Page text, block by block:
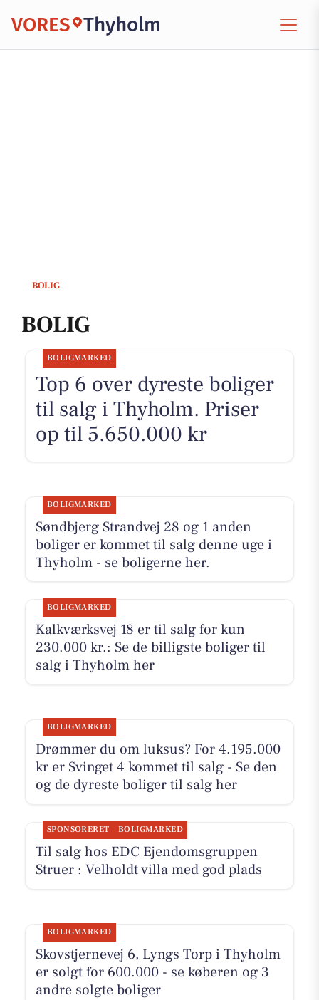
VORES Thyholm
BOLIG
BOLIG
BOLIGMARKED
Top 6 over dyreste boliger
til salg i Thyholm. Priser
op til 5.650.000 kr
BOLIGMARKED
Søndbjerg Strandvej 28 og 1 anden
boliger er kommet til salg denne uge i
Thyholm - se boligerne her.
BOLIGMARKED
Kalkværksvej 18 er til salg for kun
230.000 kr.: Se de billigste boliger til
salg i Thyholm her
BOLIGMARKED
Drømmer du om luksus? For 4.195.000
kr er Svinget 4 kommet til salg - Se den
og de dyreste boliger til salg her
SPONSORERET BOLIGMARKED
Til salg hos EDC Ejen­doms­grup­pen
Struer : Velholdt villa med god plads
BOLIGMARKED
Skovstjernevej 6, Lyngs Torp i Thyholm
er solgt for 600.000 - se køberen og 3
andre solgte boliger